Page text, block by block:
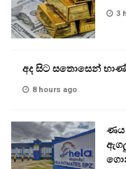
3
අද සිට සතොසෙන්
8 hours ago
ණය